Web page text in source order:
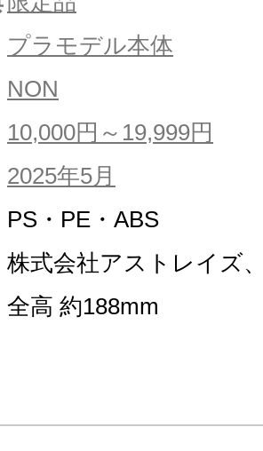
プラモデル本体
NON
10,000円～19,999円
2025年5月
PS・PE・ABS
株式会社アストレイズ
全高 約188mm